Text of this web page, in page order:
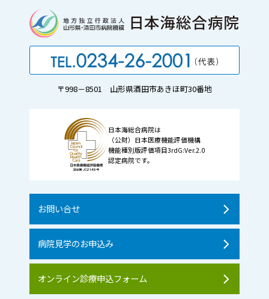
〒998－8501 山形県酒田市あきほ町30番地
日本海総合病院は
（公財）日本医療機能評価機構
機能種別版評価項目3rdG:Ver.2.0
認定病院です。
お問い合せ
病院見学のお申込み
オンライン診療申込フォーム